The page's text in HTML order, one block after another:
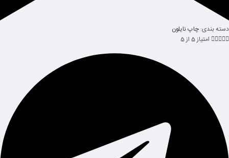
دسته بندی: چاپ نایلون
 امتیاز 5 از 5